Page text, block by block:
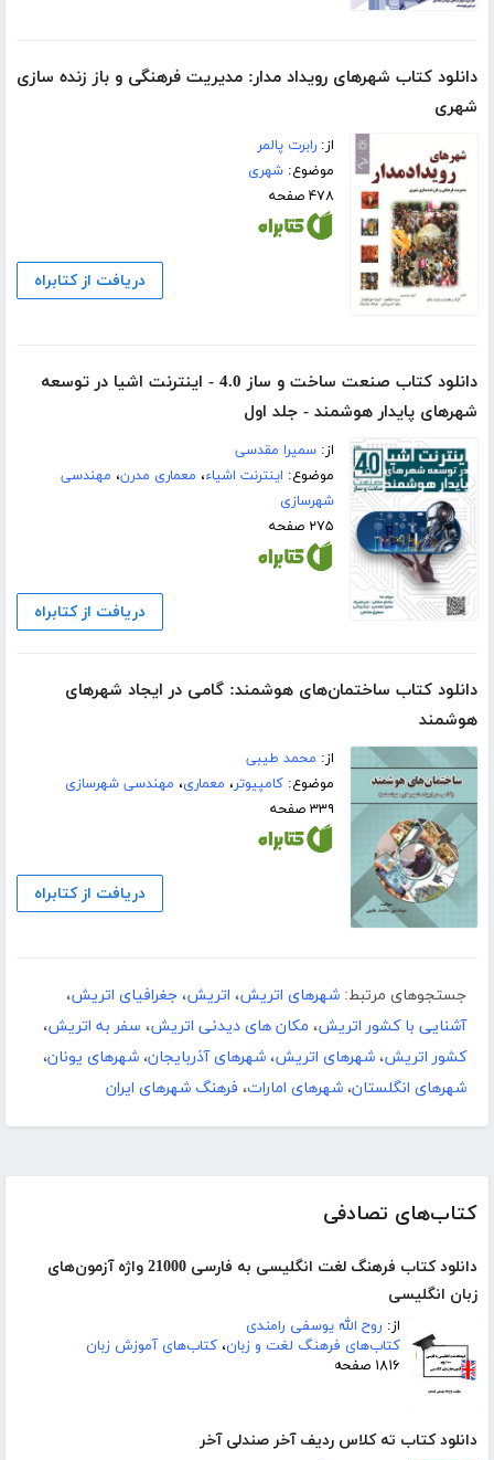
کتاب‌های تصادفی
دانلود کتاب فرهنگ لغت انگلیسی به فارسی 21000 واژه آزمون‌های
زبان انگلیسی
از: روح الله یوسفی رامندی
کتاب‌های فرهنگ لغت و زبان، کتاب‌های آموزش زبان
۱۸۱۶ صفحه
دانلود کتاب ته کلاس ردیف آخر صندلی آخر
دانلود کتاب شهرهای رویداد مدار: مدیریت فرهنگی و باز زنده سازی
شهری
از:رابرت پالمر
موضوع:شهری
۴۷۸ صفحه
دریافت از کتابراه
دانلود کتاب صنعت ساخت و ساز 4.0 - اینترنت اشیا در توسعه
شهرهای پایدار هوشمند - جلد اول
از:سمیرا مقدسی
موضوع: اینترنت اشیاء، معماری مدرن، مهندسی
شهرسازی
۲۷۵ صفحه
دریافت از کتابراه
دانلود کتاب ساختمان‌های هوشمند: گامی در ایجاد شهرهای
هوشمند
از: محمد طیبی
موضوع:کامپیوتر، معماری، مهندسی شهرسازی
۳۳۹ صفحه
دریافت از کتابراه
جستجوهای مرتبط: شهرهای اتریش، اتریش، جغرافیای اتریش،
آشنایی با کشور اتریش، مکان های دیدنی اتریش، سفر به اتریش،
کشور اتریش، شهرهای اتریش، شهرهای آذربایجان، شهرهای یونان،
شهرهای انگلستان، شهرهای امارات، فرهنگ شهرهای ایران